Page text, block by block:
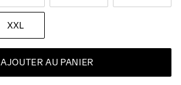
XXL
AJOUTER AU PANIER